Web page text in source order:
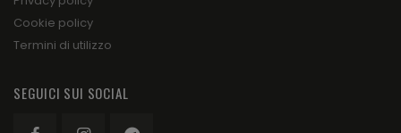
Cookie policy
Termini di utilizzo
SEGUICI SUI SOCIAL